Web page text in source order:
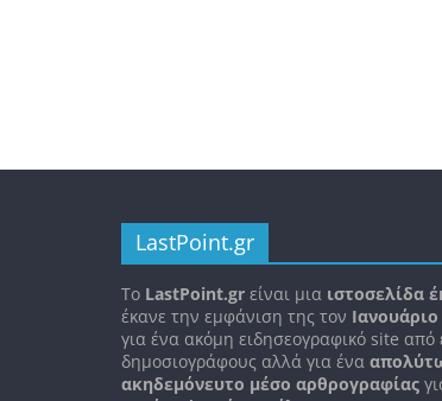
LastPoint.gr
To LastPoint.gr είναι μια ιστοσελίδα
έκανε την εμφάνιση της τον
για ένα ακόμη ειδησεογραφικό site από
δημοσιογράφους αλλά για ένα
ακηδεμόνευτο μέσο αρθρογραφίας